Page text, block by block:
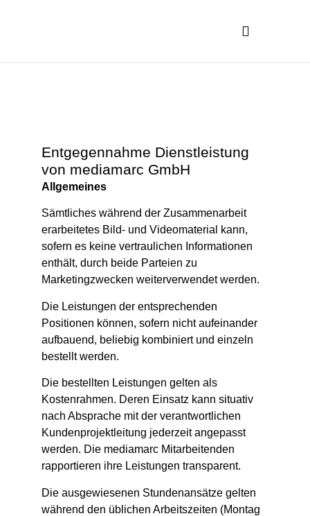
Entgegennahme Dienstleistung
von mediamarc GmbH
Allgemeines
Sämtliches während der Zusammenarbeit
erarbeitetes Bild- und Videomaterial kann,
sofern es keine vertraulichen Informationen
enthält, durch beide Parteien zu
Marketingzwecken weiterverwendet werden.
Die Leistungen der entsprechenden
Positionen können, sofern nicht aufeinander
aufbauend, beliebig kombiniert und einzeln
bestellt werden.
Die bestellten Leistungen gelten als
Kostenrahmen. Deren Einsatz kann situativ
nach Absprache mit der verantwortlichen
Kundenprojektleitung jederzeit angepasst
werden. Die mediamarc Mitarbeitenden
rapportieren ihre Leistungen transparent.
Die ausgewiesenen Stundenansätze gelten
während den üblichen Arbeitszeiten (Montag